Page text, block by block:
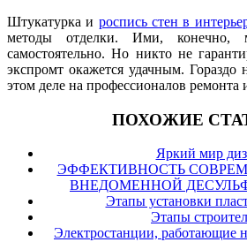
Штукатурка и роспись стен в
методы отделки. Ими, конечно,
самостоятельно. Но никто не
экспромт окажется удачным. Гораздо
этом деле на профессионалов ремонта
ПОХОЖИЕ
Яркий мир
ЭФФЕКТИВНОСТЬ
ВНЕДОМЕННОЙ
Этапы установки
Этапы
Электростанции, работающие